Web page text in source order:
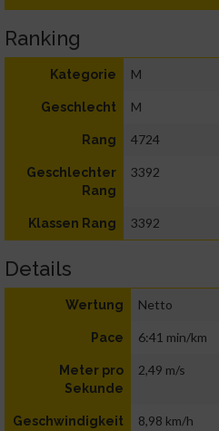
Ranking
Kategorie M
Geschlecht M
Rang 4724
Geschlechter
Rang
3392
Klassen Rang 3392
Details
Wertung Netto
Pace 6:41 min/km
Meter pro
Sekunde
2,49 m/s
Geschwindigkeit 8,98 km/h